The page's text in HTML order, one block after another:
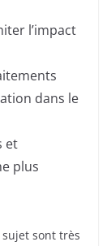
l’impact
dans le
et
plus
sont très